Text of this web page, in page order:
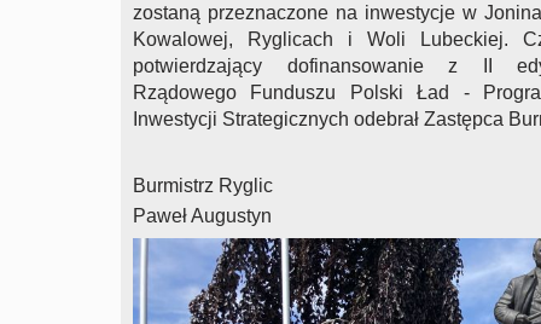
zostaną przeznaczone na inwestycje w
Kowalowej, Ryglicach i Woli Lubeckiej.
potwierdzający dofinansowanie z II
Rządowego Funduszu Polski Ład -
Inwestycji Strategicznych odebrał Zastępca
Burmistrz Ryglic
Paweł Augustyn